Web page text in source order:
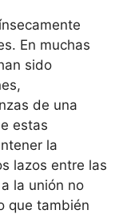
En muchas
sido
de una
estas
la
lazos entre las
la unión no
que también